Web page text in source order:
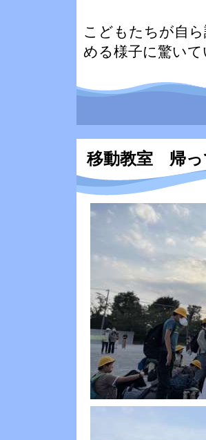
こどもたちが自
める様子に驚い
移動教室 帰っ